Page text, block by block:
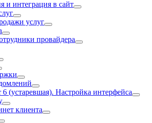
и интеграция в сайт
услуг
провайдера
(устаревшая). Настройка интерфейса
клиента